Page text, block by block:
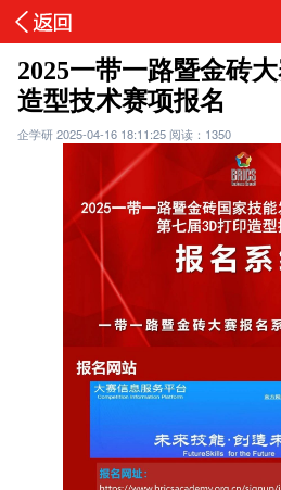
2025一带一路暨金砖
造型技术赛项报名
企学研2025-04-16 18:11:25 阅读：1350